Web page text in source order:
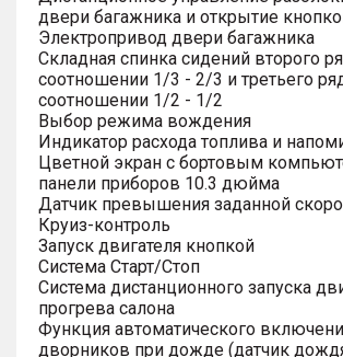
двери багажника и открытие
Электропривод двери багажника
Складная спинка сидений второго
соотношении 1/3 - 2/3 и третьего
соотношении 1/2 - 1/2
Выбор режима вождения
Индикатор расхода топлива и
Цветной экран с бортовым
панели приборов 10.3 дюйма
Датчик превышения заданной
Круиз-контроль
Запуск двигателя кнопкой
Система Старт/Стоп
Система дистанционного запуска
прогрева салона
Функция автоматического
дворников при дожде (датчик